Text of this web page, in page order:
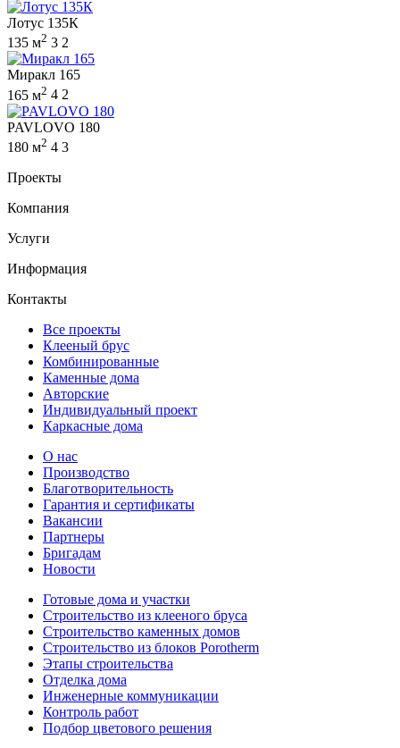
Лотус 135К
135 м2 3 2
Миракл 165
165 м2 4 2
PAVLOVO 180
180 м2 4 3
Проекты
Компания
Услуги
Информация
Контакты
Все проекты
Клееный брус
Комбинированные
Каменные дома
Авторские
Индивидуальный проект
Каркасные дома
О нас
Производство
Благотворительность
Гарантия и сертификаты
Вакансии
Партнеры
Бригадам
Новости
Готовые дома и участки
Строительство из клееного бруса
Строительство каменных домов
Строительство из блоков Porotherm
Этапы строительства
Отделка дома
Инженерные коммуникации
Контроль работ
Подбор цветового решения